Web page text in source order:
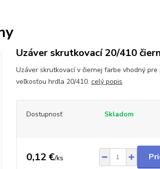
Uzáver skrutkovací 20/410
Uzáver skrutkovací v čiernej farbe vhodný
veľkosťou hrdla 20/410. celý popis
Dostupnosť Skladom
0,12 €/ks